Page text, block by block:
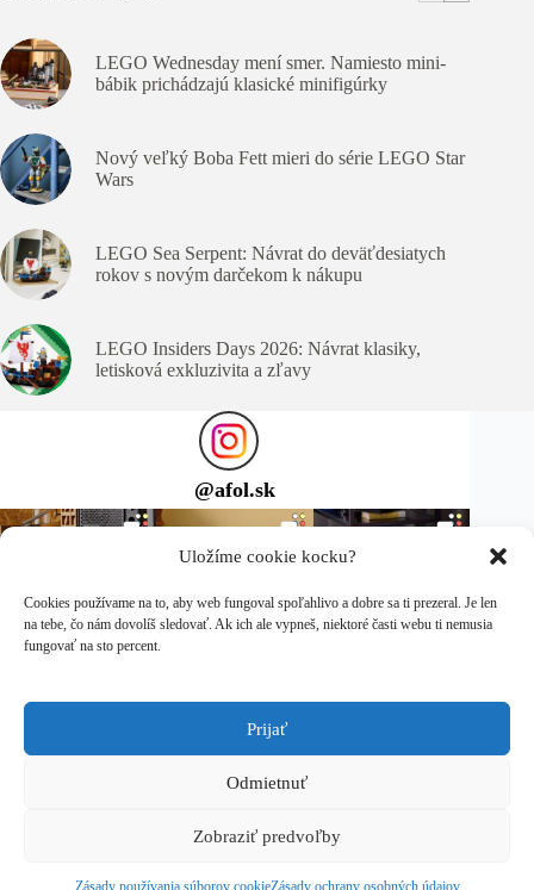
Uložíme cookie kocku?
Cookies používame na to, aby web fungoval spoľahlivo a dobre sa ti prezeral. Je len
na tebe, čo nám dovolíš sledovať. Ak ich ale vypneš, niektoré časti webu ti nemusia
fungovať na sto percent.
Prijať
Odmietnuť
Zobraziť predvoľby
Zásady používania súborov cookieZásady ochrany osobných údajov
LEGO Wednesday mení smer. Namiesto mini-
bábik prichádzajú klasické minifigúrky
Nový veľký Boba Fett mieri do série LEGO Star
Wars
LEGO Sea Serpent: Návrat do deväťdesiatych
rokov s novým darčekom k nákupu
LEGO Insiders Days 2026: Návrat klasiky,
letisková exkluzivita a zľavy
@afol.sk
Sleduj ma na Instagrame
túto stránku nesponzoruje, neautorizuje ani neschvaľuje.